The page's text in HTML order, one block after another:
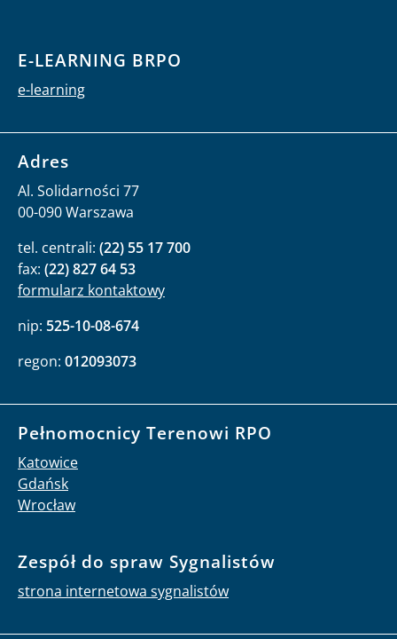
E-LEARNING BRPO
e-learning
Adres
Al. Solidarności 77
00-090 Warszawa
tel. centrali: (22) 55 17 700
fax: (22) 827 64 53
formularz kontaktowy
nip: 525-10-08-674
regon: 012093073
Pełnomocnicy Terenowi RPO
Katowice
Gdańsk
Wrocław
Zespół do spraw Sygnalistów
strona internetowa sygnalistów